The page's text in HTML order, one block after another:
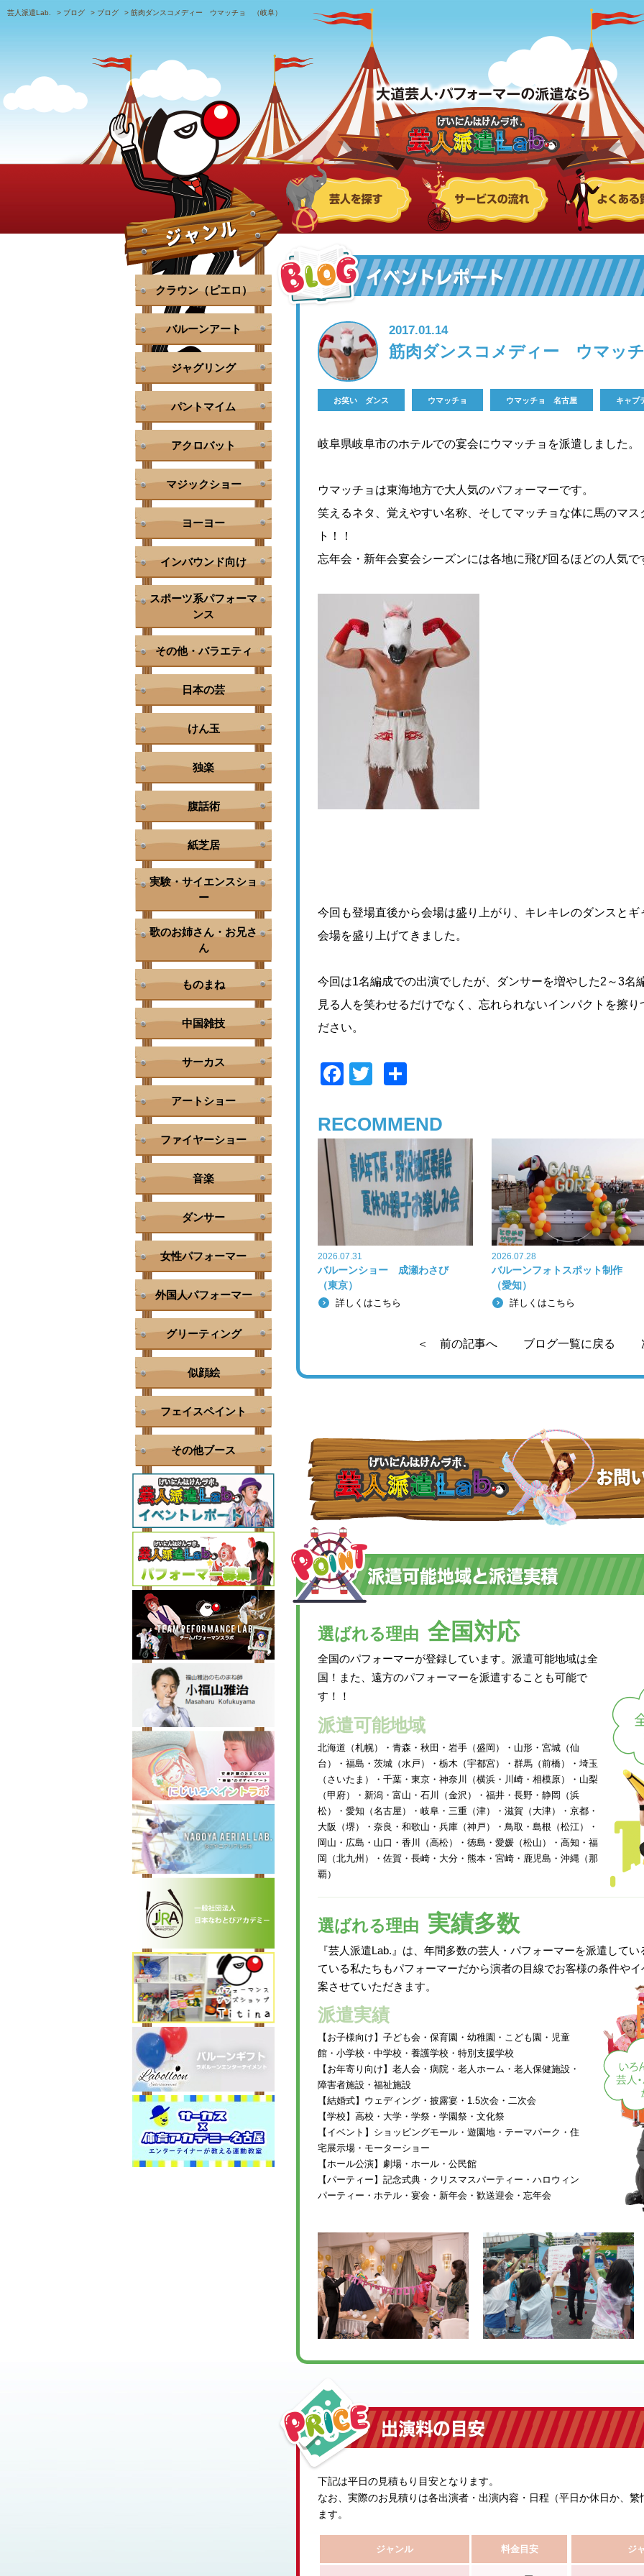
芸人派遣Lab. > ブログ > ブログ > 筋肉ダンスコメディー ウマッチョ （岐阜）
2017.01.14
筋肉ダンスコメディー ウマッ
お笑い ダンス ウマッチョ ウマッチョ 名古屋 キャプ
岐阜県岐阜市のホテルでの宴会にウマッチョを派遣しました。
ウマッチョは東海地方で大人気のパフォーマーです。
笑えるネタ、覚えやすい名称、そしてマッチョな体に馬のマ
ト！！
忘年会・新年会宴会シーズンには各地に飛び回るほどの人気で
今回も登場直後から会場は盛り上がり、キレキレのダンスとギ
会場を盛り上げてきました。
今回は1名編成での出演でしたが、ダンサーを増やした2～3名
見る人を笑わせるだけでなく、忘れられないインパクトを擦
ださい。
F
c
e
b
o
k
tt
er
RECOMMEND
2026.07.31
バルーンショー 成瀬わさび
（東京）
詳しくはこちら
2026.07.28
バルーンフォトスポット制作
（愛知）
詳しくはこちら
＜ 前の記事へ ブログ一覧に戻る
選ばれる理由 全国対応
全国のパフォーマーが登録しています。派遣可能地域は全
国！また、遠方のパフォーマーを派遣することも可能で
す！！
派遣可能地域
北海道（札幌）・青森・秋田・岩手（盛岡）・山形・宮城（仙
台）・福島・茨城（水戸）・栃木（宇都宮）・群馬（前橋）・埼玉
（さいたま）・千葉・東京・神奈川（横浜・川崎・相模原）・山梨
（甲府）・新潟・富山・石川（金沢）・福井・長野・静岡（浜
松）・愛知（名古屋）・岐阜・三重（津）・滋賀（大津）・京都・
大阪（堺）・奈良・和歌山・兵庫（神戸）・鳥取・島根（松江）・
岡山・広島・山口・香川（高松）・徳島・愛媛（松山）・高知・福
岡（北九州）・佐賀・長崎・大分・熊本・宮崎・鹿児島・沖縄（那
覇）
選ばれる理由 実績多数
『芸人派遣Lab.』は、年間多数の芸人・パフォーマーを派遣して
ている私たちもパフォーマーだから演者の目線でお客様の条件や
案させていただきます。
派遣実績
【お子様向け】子ども会・保育園・幼稚園・こども園・児童
館・小学校・中学校・養護学校・特別支援学校
【お年寄り向け】老人会・病院・老人ホーム・老人保健施設・
障害者施設・福祉施設
【結婚式】ウェディング・披露宴・1.5次会・二次会
【学校】高校・大学・学祭・学園祭・文化祭
【イベント】ショッピングモール・遊園地・テーマパーク・住
宅展示場・モーターショー
【ホール公演】劇場・ホール・公民館
【パーティー】記念式典・クリスマスパーティー・ハロウィン
パーティー・ホテル・宴会・新年会・歓送迎会・忘年会
下記は平日の見積もり目安となります。
なお、実際のお見積りは各出演者・出演内容・日程（平日か休日か、
ます。
ジャンル 料金目安 ジ
クラウン（ピエロ）
バルーンアート
ジャグリング
パントマイム
アクロバット
マジックショー
ヨーヨー
インバウンド向け
スポーツ系パフォーマ
ンス
その他・バラエティ
日本の芸
けん玉
独楽
腹話術
紙芝居
実験・サイエンスショ
ー
歌のお姉さん・お兄さ
ん
ものまね
中国雑技
サーカス
アートショー
ファイヤーショー
音楽
ダンサー
女性パフォーマー
外国人パフォーマー
グリーティング
似顔絵
フェイスペイント
その他ブース